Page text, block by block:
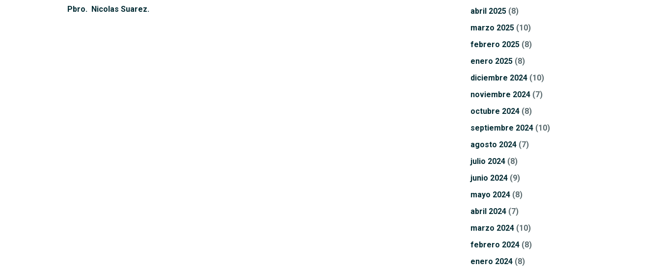
Pbro. Nicolas Suarez.
abril 2025(8)
marzo 2025(10)
febrero 2025(8)
enero 2025(8)
diciembre 2024(10)
noviembre 2024(7)
octubre 2024(8)
septiembre 2024(10)
agosto 2024(7)
julio 2024(8)
junio 2024(9)
mayo 2024(8)
abril 2024(7)
marzo 2024(10)
febrero 2024(8)
enero 2024(8)